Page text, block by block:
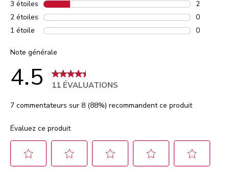
3 étoiles étoiles
2
2
2 étoiles étoiles
0
0
1 étoile étoiles
0
Note générale
4.5 11 ÉVALUATIONS
7 commentateurs sur 8 (88%) recommandent ce produit
Évaluez ce produit